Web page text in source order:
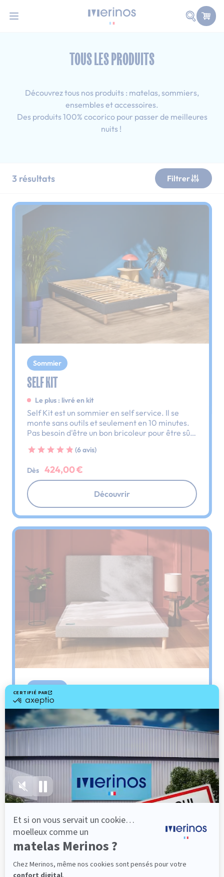
Faire
Accueil
Tous les produits : 120x190 cm
TOUS LES PRODUITS
Découvrez tous nos produits : matelas, sommiers,
ensembles et accessoires.
Des produits 100% cocorico pour passer de meilleures
nuits !
3 résultats Filtrer
Sommier
SELF KIT
Le plus : livré en kit
Self Kit est un sommier en self service. Il se
monte sans outils et seulement en 10 minutes.
Pas besoin d'être un bon bricoleur pour être sûr
(6 avis)
Dès 424,00 €
Découvrir
Sommier
PENCIL
Le plus : soutien morphologique
Pencil vous assure tout son soutien. Avec les
épaules, le dos et le bassin qui reposent sur ses
lattes, vous évitez les douleurs au petit matin.
Dès 501,00 €
Découvrir
-40%